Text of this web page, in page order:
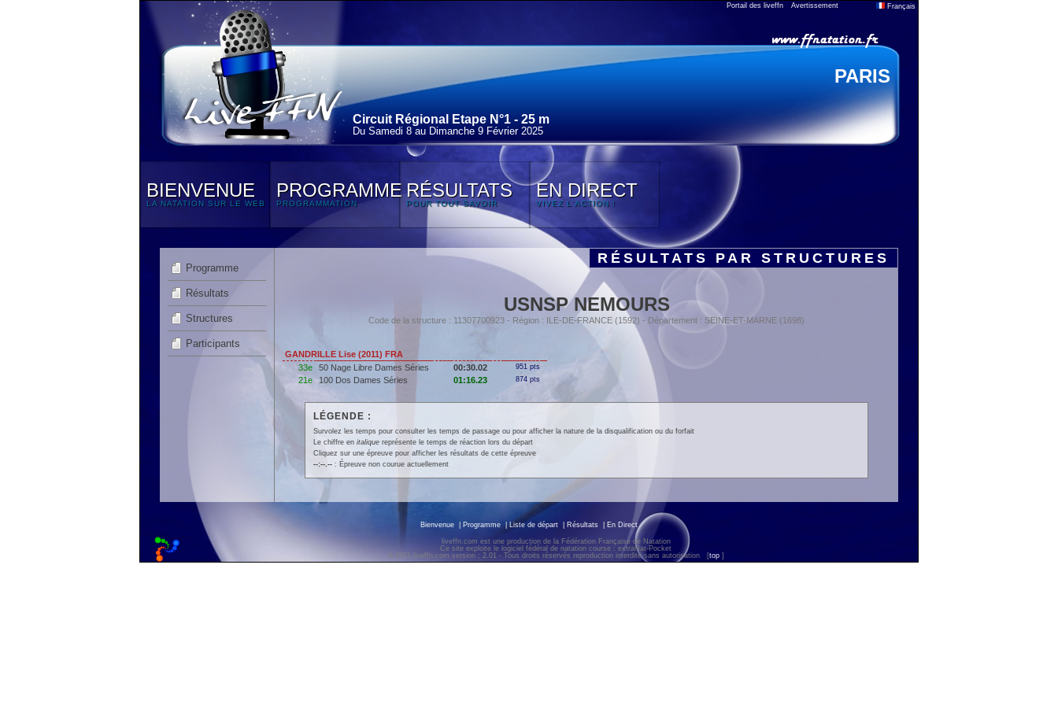
Portail des liveffn Avertissement Français
PARIS
Circuit Régional Etape N°1 - 25 m
Du Samedi 8 au Dimanche 9 Février 2025
BIENVENUE
LA NATATION SUR LE WEB
PROGRAMME
PROGRAMMATION
RÉSULTATS
POUR TOUT SAVOIR
EN DIRECT
VIVEZ L'ACTION !
Programme
Résultats
Structures
Participants
RÉSULTATS PAR STRUCTURES
USNSP NEMOURS
Code de la structure : 11307700923 - Région : ILE-DE-FRANCE (1592) - Département : SEINE-ET-MARNE (1698)
GANDRILLE Lise (2011) FRA
33e
50 Nage Libre Dames Séries 00:30.02 951 pts
21e 100 Dos Dames Séries 01:16.23 874 pts
LÉGENDE :
Survolez les temps pour consulter les temps de passage ou pour afficher la nature de la disqualification ou du forfait
Le chiffre en italiquereprésente le temps de réaction lors du départ
Cliquez sur une épreuve pour afficher les résultats de cette épreuve
--:--.--: Épreuve non courue actuellement
Bienvenue Programme |Liste de départ Résultats En Direct
liveffn.com est une production de la Fédération Française de Natation
Ce site exploite le logiciel fédéral de natation course : extraNat-Pocket
© 2011 liveffn.com version : 2.01 - Tous droits réservés reproduction interdite sans autorisation
[top ]